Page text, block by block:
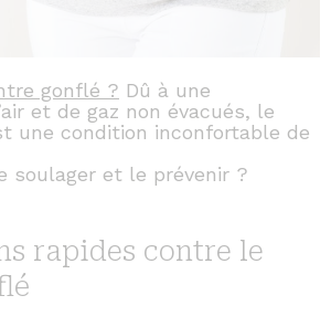
gonflé ? Dû à une
et de gaz non évacués, le
une condition inconfortable de
soulager et le prévenir ?
rapides contre le